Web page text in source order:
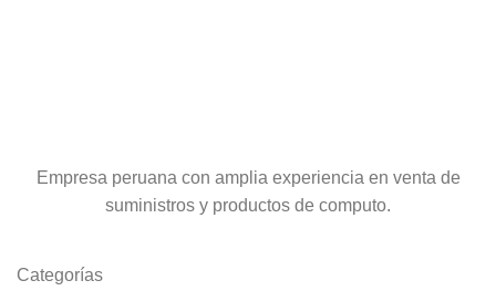
Empresa peruana con amplia experiencia en venta de
suministros y productos de computo.
Categorías